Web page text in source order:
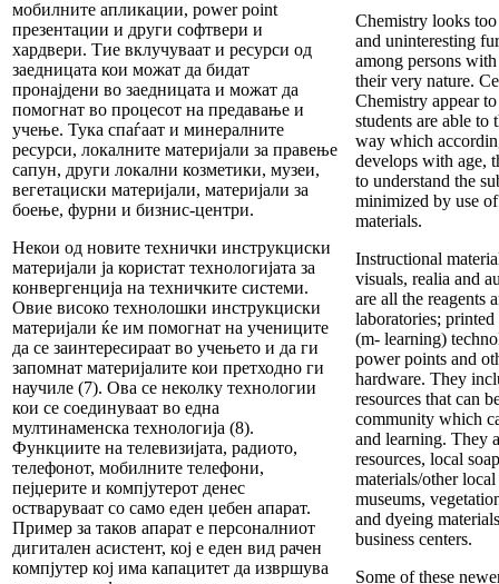
мобилните апликации, power point
презентации и други софтвери и
хардвери. Тие вклучуваат и ресурси од
заедницата кои можат да бидат
пронајдени во заедницата и можат да
помогнат во процесот на предавање и
учење. Тука спаѓаат и минералните
ресурси, локалните материјали за правење
сапун, други локални козметики, музеи,
вегетациски материјали, материјали за
боење, фурни и бизнис-центри.
Некои од новите технички инструкциски
материјали ја користат технологијата за
конвергенција на техничките системи.
Овие високо технолошки инструкциски
материјали ќе им помогнат на учениците
да се заинтересираат во учењето и да ги
запомнат материјалите кои претходно ги
научиле (7). Ова се неколку технологии
кои се соединуваат во една
мултинаменска технологија (8).
Функциите на телевизијата, радиото,
телефонот, мобилните телефони,
пејџерите и компјутерот денес
остваруваат со само еден џебен апарат.
Пример за таков апарат е персоналниот
дигитален асистент, кој е еден вид рачен
компјутер кој има капацитет да извршува
Chemistry looks
and uninteresting
among persons
their very nature.
Chemistry appear
students are able to
way which
develops with age,
to understand the
minimized by use
materials.
Instructional
visuals, realia and
are all the reagents
laboratories;
(m- learning)
power points and
hardware. They
resources that can
community which
and learning. They
resources, local
materials/other
museums,
and dyeing
business centers.
Some of these